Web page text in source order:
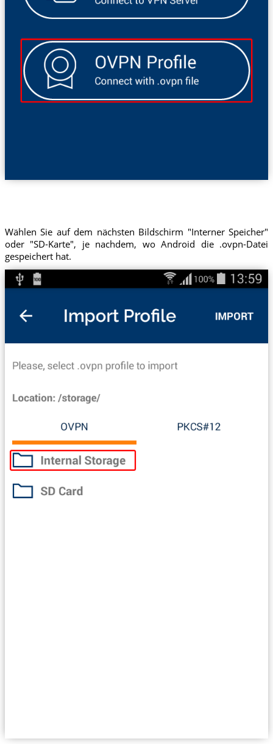
Wählen Sie auf dem nächsten Bildschirm "Interner Speicher"
oder "SD-Karte", je nachdem, wo Android die .ovpn-Datei
gespeichert hat.